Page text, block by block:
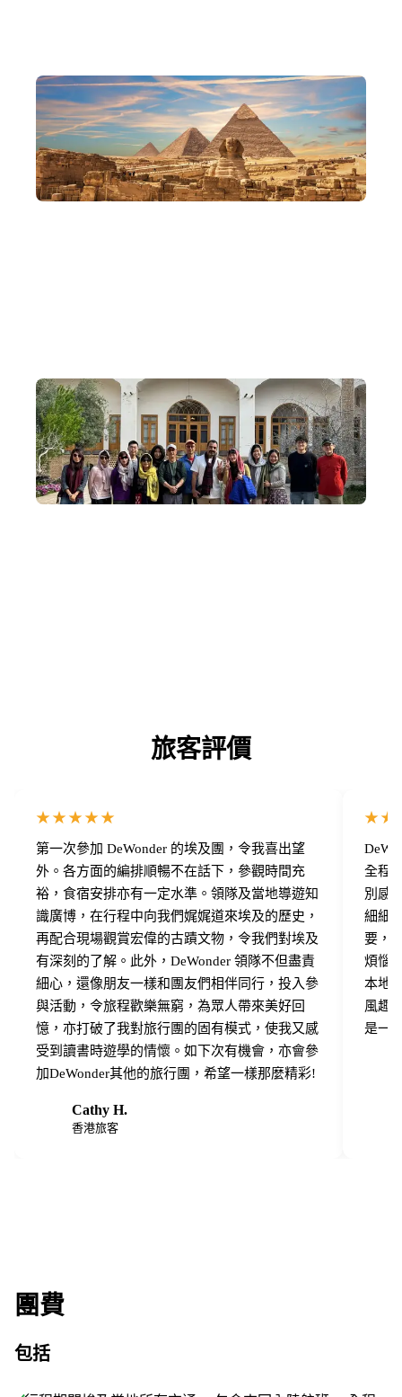
旅客評價
★★★★★
第一次參加 DeWonder 的埃及團，令我喜出望
外。各方面的編排順暢不在話下，參觀時間充
裕，食宿安排亦有一定水準。領隊及當地導遊知
識廣博，在行程中向我們娓娓道來埃及的歷史，
再配合現場觀賞宏偉的古蹟文物，令我們對埃及
有深刻的了解。此外，DeWonder 領隊不但盡責
細心，還像朋友一樣和團友們相伴同行，投入參
與活動，令旅程歡樂無窮，為眾人帶來美好回
憶，亦打破了我對旅行團的固有模式，使我又感
受到讀書時遊學的情懷。如下次有機會，亦會參
加DeWonder其他的旅行團，希望一樣那麼精彩!
Cathy H.
香港旅客
全程
別感
細細
要，
煩惱
本地
風趣
是一
團費
包括